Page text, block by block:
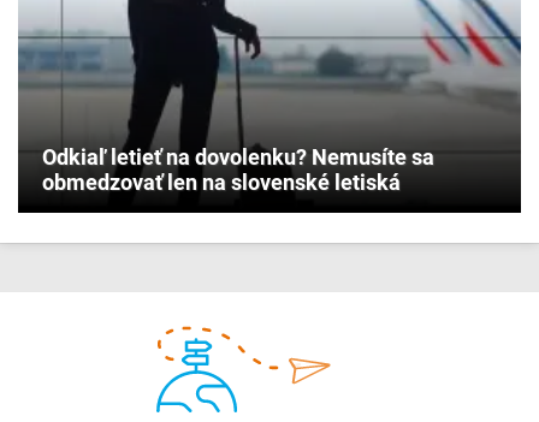
Odkiaľ letieť na dovolenku? Nemusíte sa
obmedzovať len na slovenské letiská